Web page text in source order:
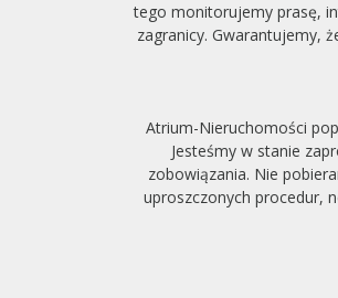
tego monitorujemy prasę,
zagranicy. Gwarantujemy,
Atrium-Nieruchomości
Jesteśmy w stanie
zobowiązania. Nie
uproszczonych procedur,